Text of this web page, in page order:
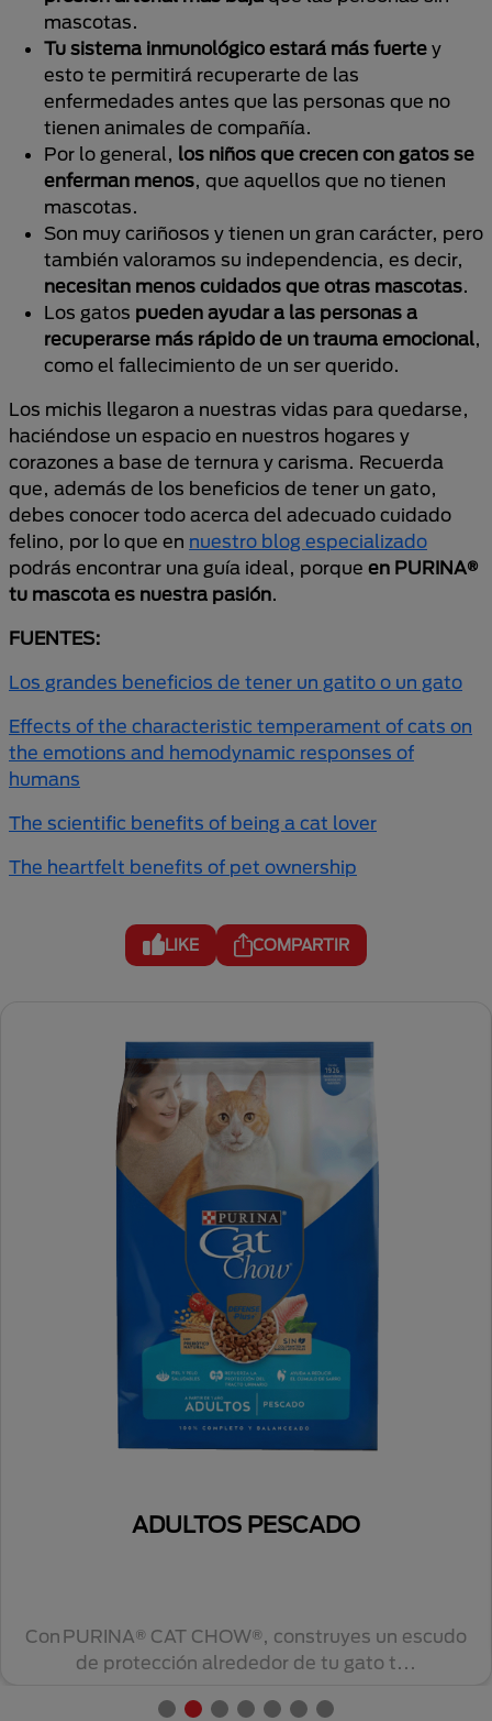
mascotas.
Tu sistema inmunológico estará más fuerte y
esto te permitirá recuperarte de las
enfermedades antes que las personas que no
tienen animales de compañía.
Por lo general, los niños que crecen con gatos se
enferman menos, que aquellos que no tienen
mascotas.
Son muy cariñosos y tienen un gran carácter, pero
también valoramos su independencia, es decir,
necesitan menos cuidados que otras mascotas.
Los gatos pueden ayudar a las personas a
recuperarse más rápido de un trauma emocional,
como el fallecimiento de un ser querido.
Los michis llegaron a nuestras vidas para quedarse,
haciéndose un espacio en nuestros hogares y
corazones a base de ternura y carisma. Recuerda
que, además de los beneficios de tener un gato,
debes conocer todo acerca del adecuado cuidado
felino, por lo que en nuestro blog especializado
podrás encontrar una guía ideal, porque en PURINA®
tu mascota es nuestra pasión.
FUENTES:
Los grandes beneficios de tener un gatito o un gato
Effects of the characteristic temperament of cats on
the emotions and hemodynamic responses of
humans
The scientific benefits of being a cat lover
The heartfelt benefits of pet ownership
LIKE COMPARTIR
ADULTOS PESCADO
Con PURINA® CAT CHOW®, construyes un escudo
de protección alrededor de tu gato t...